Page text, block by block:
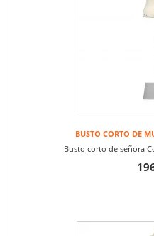
BUSTO CORTO DE
Busto corto de señora